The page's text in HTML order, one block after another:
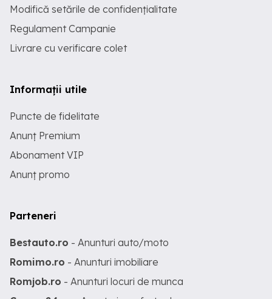
Modifică setările de confidențialitate
Regulament Campanie
Livrare cu verificare colet
Informații utile
Puncte de fidelitate
Anunț Premium
Abonament VIP
Anunț promo
Parteneri
Bestauto.ro - Anunturi auto/moto
Romimo.ro - Anunturi imobiliare
Romjob.ro - Anunturi locuri de munca